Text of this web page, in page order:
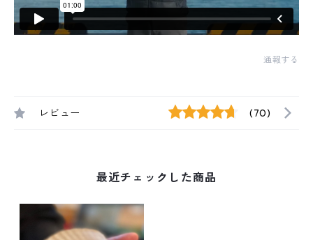
通報する
レビュー (70)
最近チェックした商品